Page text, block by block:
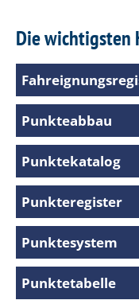
Die wichtigsten
Punkteabbau
Punktekatalog
Punkteregister
Punktesystem
Punktetabelle